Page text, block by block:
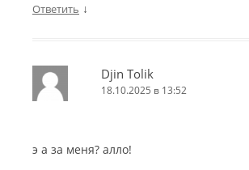
Ответить ↓
Djin Tolik
18.10.2025 в 13:52
э а за меня? алло!